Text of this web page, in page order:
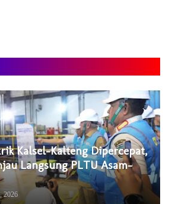
Kalsel-Kalteng Dipercepat,
Langsung PLTU Asam-
2026